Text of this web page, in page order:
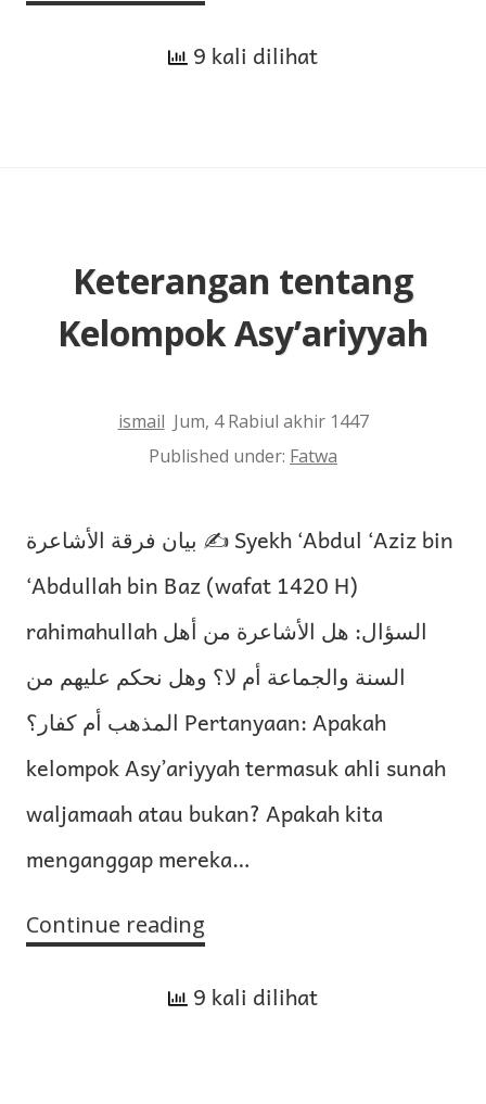
Permasalahan
9 kali dilihat
Keterangan tentang
Kelompok Asy’ariyyah
ismail Jum, 4 Rabiul akhir 1447
Published under: Fatwa
بيان فرقة الأشاعرة ✍️ Syekh ‘Abdul ‘Aziz bin
‘Abdullah bin Baz (wafat 1420 H)
rahimahullah السؤال: هل الأشاعرة من أهل
السنة والجماعة أم لا؟ وهل نحكم عليهم من
المذهب أم كفار؟ Pertanyaan: Apakah
kelompok Asy’ariyyah termasuk ahli sunah
waljamaah atau bukan? Apakah kita
menganggap mereka…
Continue reading
Kelompok
9 kali dilihat